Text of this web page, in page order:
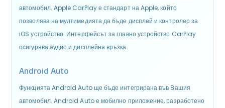
автомобил. Apple CarPlay е стандарт на Apple, който
позволява на мултимедията да бъде дисплей и контролер за
iOS устройство. Интерфейсът за главно устройство CarPlay
осигурява аудио и дисплейна връзка.
Android Auto
Функцията Android Auto ще бъде интегрирана във Вашия
автомобил. Android Auto е мобилно приложение, разработено